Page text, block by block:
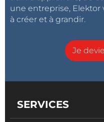
une entreprise, Elektor
à créer et à grandir.
Je
SERVICES